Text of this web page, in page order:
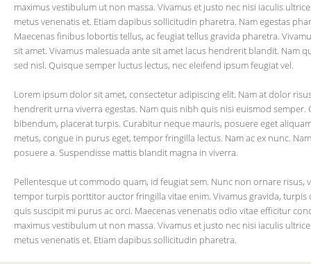
maximus vestibulum ut non massa. Vivamus et justo nec nisi iaculis
metus venenatis et. Etiam dapibus sollicitudin pharetra. Nam egestas
Maecenas finibus lobortis tellus, ac feugiat tellus gravida pharetra.
sit amet. Vivamus malesuada ante sit amet lacus hendrerit blandit. Nam
sed nisl. Quisque semper luctus lectus, nec eleifend ipsum feugiat vel.
Lorem ipsum dolor sit amet, consectetur adipiscing elit. Nam at dolor
hendrerit urna viverra egestas. Nam quis nibh quis nisi euismod
bibendum, placerat turpis. Curabitur neque mauris, posuere eget
metus, congue in purus eget, tempor fringilla lectus. Nam ac ex nunc.
posuere a. Suspendisse mattis blandit magna in viverra.
Pellentesque ut commodo quam, id feugiat sem. Nunc non ornare risus,
tempor turpis porttitor auctor fringilla vitae enim. Vivamus gravida,
quis suscipit mi purus ac orci. Maecenas venenatis odio vitae efficitur
maximus vestibulum ut non massa. Vivamus et justo nec nisi iaculis
metus venenatis et. Etiam dapibus sollicitudin pharetra.